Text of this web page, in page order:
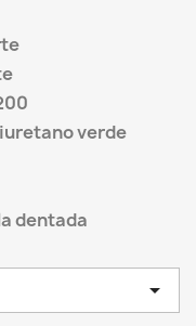
verde
dentada
